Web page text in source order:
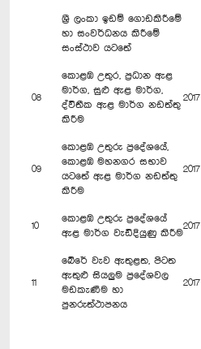
ශ්‍රී ලංකා ඉඩම් ගොඩකිරීමේ
හා සංවර්ධනය කිරීමේ
සංස්ථාව යටතේ
08
කොළඹ උතුර, ප්‍රධාන ඇළ
මාර්ග, සුළු ඇළ මාර්ග,
ද්විතීක ඇළ මාර්ග නඩත්තු
කිරීම
2017
09
කොළඹ උතුරු ප්‍රදේශයේ,
කොළඹ මහනගර සභාව
යටතේ ඇළ මාර්ග නඩත්තු
කිරීම
2017
10
කොළඹ උතුරු ප්‍රදේශයේ
ඇළ මාර්ග වැඩිදියුණු කිරීම
2017
11
බේරේ වැව ඇතුළත, පිටත
ඇතුළු සියලුම ප්‍රදේශවල
මඩකැණීම හා
පුනරුත්ථාපනය
2017